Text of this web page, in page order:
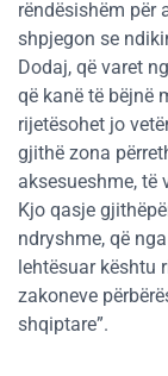
rëndësishëm për
shpjegon se
Dodaj, që varet
që kanë të bëjnë
rijetësohet jo
gjithë zona
aksesueshme, të
Kjo qasje
ndryshme, që
lehtësuar kështu
zakoneve
shqiptare”.